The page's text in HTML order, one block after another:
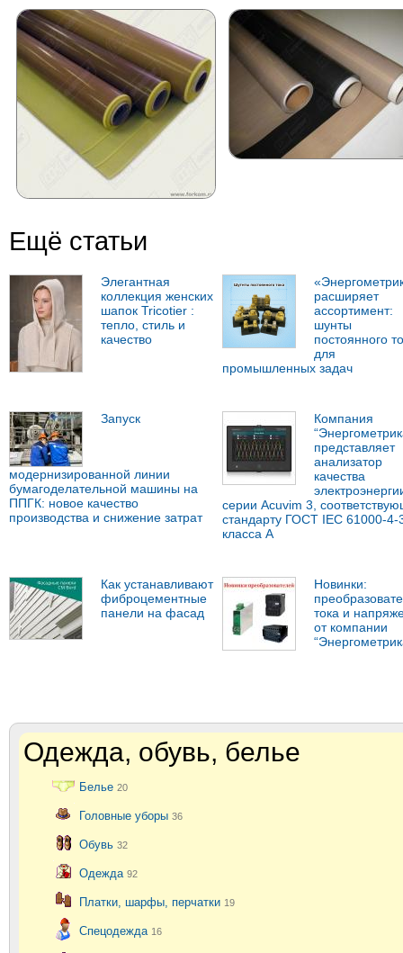
Ещё статьи
Элегантная
коллекция женских
шапок Tricotier :
тепло, стиль и
качество
расширяет
ассортимент:
шунты
постоянного
для
промышленных задач
Запуск
модернизированной линии
бумагоделательной машины на
ППГК: новое качество
производства и снижение затрат
Компания
представляет
анализатор
качества
серии Acuvim 3,
стандарту ГОСТ IEC 61000-4-
класса А
Как устанавливают
фиброцементные
панели на фасад
Новинки:
тока и
от компании
Одежда, обувь, белье
Белье 20
Головные уборы 36
Обувь 32
Одежда 92
Платки, шарфы, перчатки 19
Спецодежда 16